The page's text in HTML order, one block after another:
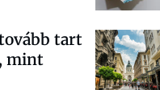
tart
mint